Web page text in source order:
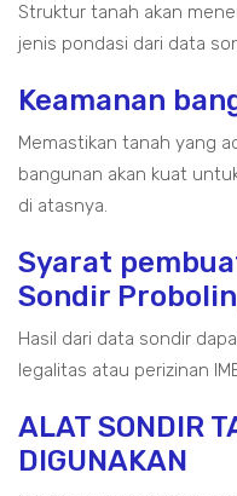
Struktur tanah akan
jenis pondasi dari data
Keamanan
Memastikan tanah yang
bangunan akan kuat
di atasnya.
Syarat
Sondir
Hasil dari data sondir
legalitas atau perizinan
ALAT SONDIR
DIGUNAKAN